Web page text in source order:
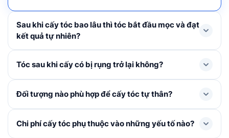
Sau khi cấy tóc bao lâu thì tóc bắt đầu mọc và đạt
kết quả tự nhiên?
Tóc mới thường rụng shock loss trong 1-3 tháng đầu
năm.
Tóc sau khi cấy có bị rụng trở lại không?
Trong 1 – 3 tháng đầu, tóc cấy có thể rụng thay thân
sẽ sinh trưởng và phát triển như tóc tự nhiên không bị
Đối tượng nào phù hợp để cấy tóc tự thân?
Cấy tóc tự thân được chỉ định cho người bị hói đầu, tóc
Chi phí cấy tóc phụ thuộc vào những yếu tố nào?